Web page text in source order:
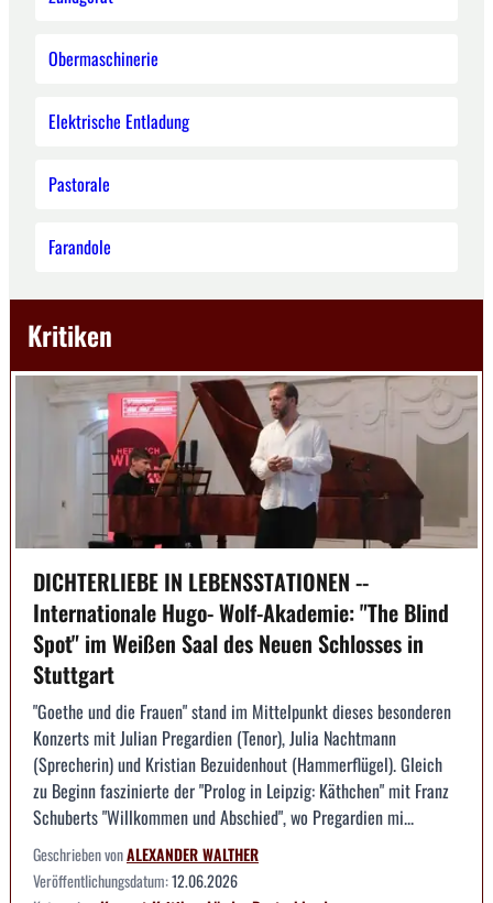
Obermaschinerie
Elektrische Entladung
Pastorale
Farandole
Kritiken
DICHTERLIEBE IN LEBENSSTATIONEN --
Internationale Hugo- Wolf-Akademie: "The Blind
Spot" im Weißen Saal des Neuen Schlosses in
Stuttgart
"Goethe und die Frauen" stand im Mittelpunkt dieses besonderen
Konzerts mit Julian Pregardien (Tenor), Julia Nachtmann
(Sprecherin) und Kristian Bezuidenhout (Hammerflügel). Gleich
zu Beginn faszinierte der "Prolog in Leipzig: Käthchen" mit Franz
Schuberts "Willkommen und Abschied", wo Pregardien mi...
Geschrieben vonALEXANDER WALTHER
Veröffentlichungsdatum:12.06.2026